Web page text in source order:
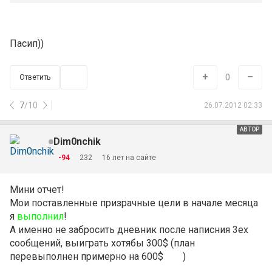
Пасип))
Ответить
7/10 26.07.2012 02:33
+ 0 –
АВТОР
Dim0nchik
-94 232 16 лет на сайте
Мини отчет!
Мои поставленные призрачные цели в начале месяца
я выполнил!
А именно не забросить дневник после написния 3ех
сообщений, выиграть хотябы 300$ (план
перевыполнен примерно на 600$
)